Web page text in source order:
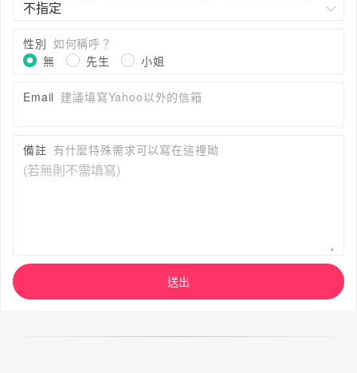
性別 如何稱呼？
無
先生 小姐
Email 建議填寫Yahoo以外的信箱
備註 有什麼特殊需求可以寫在這裡呦
送出